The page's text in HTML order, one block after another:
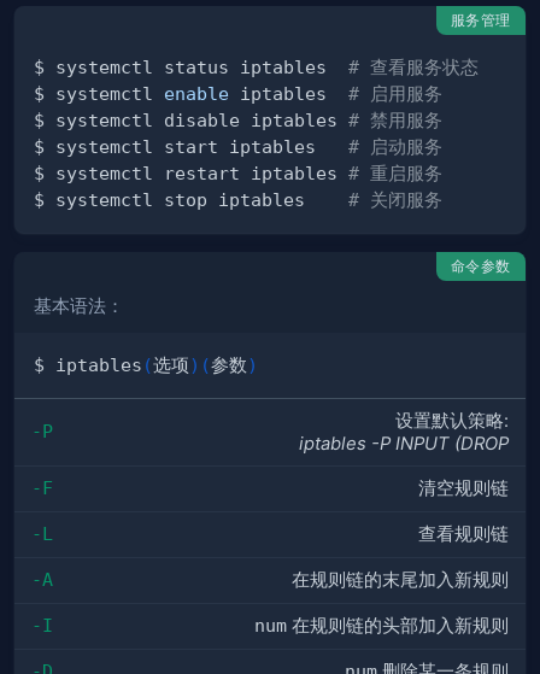
服务管理
$ systemctl status iptables # 查看服务状态
$ systemctl enable iptables # 启用服务
$ systemctl disable iptables # 禁用服务
$ systemctl start iptables # 启动服务
$ systemctl restart iptables # 重启服务
$ systemctl stop iptables # 关闭服务
命令参数
基本语法：
$ iptables (选项) (参数)
-P
设置默认策略:
iptables -P INPUT (DROP
-F 清空规则链
-L 查看规则链
-A 在规则链的末尾加入新规则
-I num 在规则链的头部加入新规则